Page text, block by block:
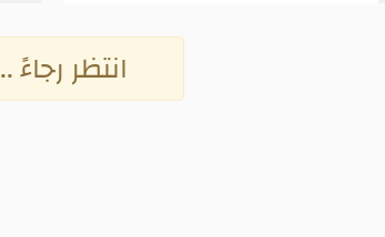
انتظر رجاءً .. 5